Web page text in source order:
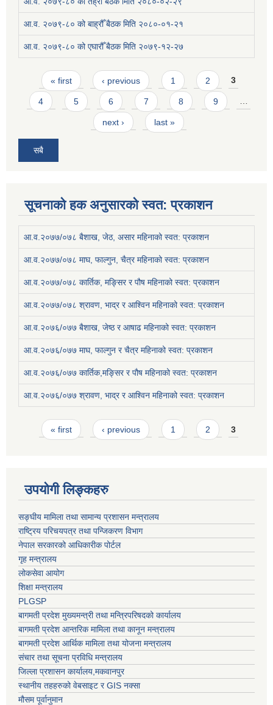
आ.व. २०७९-८० को बाह्रौँ बैठक मिति २०८०-०१-२१
आ.व. २०७९-८० को एघारौँ बैठक मिति २०७९-१२-२७
Pages
« first ‹ previous 1 2 3
4 5 6 7 8 9 …
next › last »
सबै
सूचनाको हक अनुसारको स्वत: प्रकाशन
आ.व.२०७७/०७८ बैशाख, जेठ, असार महिनाको स्वत: प्रकाशन
आ.व.२०७७/०७८ माघ, फाल्गुन, चैत्र महिनाको स्वत: प्रकाशन
आ.व.२०७७/०७८ कार्तिक, मङ्सिर र पौष महिनाको स्वत: प्रकाशन
आ.व.२०७७/०७८ श्रावण, भाद्र र आश्विन महिनाको स्वत: प्रकाशन
आ.व.२०७६/०७७ बैशाख, जेष्ठ र आषाढ महिनाको स्वत: प्रकाशन
आ.व.२०७६/०७७ माघ, फाल्गुन र चैत्र महिनाको स्वत: प्रकाशन
आ.व.२०७६/०७७ कार्तिक,मङ्सिर र पौष महिनाको स्वत: प्रकाशन
आ.व.२०७६/०७७ श्रावण, भाद्र र आश्विन महिनाको स्वत: प्रकाशन
Pages
« first ‹ previous 1 2 3
उपयोगी लिङ्कहरु
सङ्घीय मामिला तथा सामान्य प्रशासन मन्त्रालय
राष्ट्रिय परिचयपत्र तथा पन्जिकरण विभाग
नेपाल सरकारको आधिकारीक पोर्टल
गृह मन्त्रालय
लोकसेवा आयोग
शिक्षा मन्त्रालय
PLGSP
बागमती प्रदेश मुख्यमन्त्री तथा मन्त्रिपरिषदको कार्यालय
बागमती प्रदेश आन्तरिक मामिला तथा कानून मन्त्रालय
बागमती प्रदेश आर्थिक मामिला तथा योजना मन्त्रालय
संचार तथा सूचना प्रविधि मन्त्रालय
जिल्ला प्रशासन कार्यालय,मकवानपुर
स्थानीय तहहरुको वेबसाइट र GIS नक्सा
मौसम पूर्वानुमान